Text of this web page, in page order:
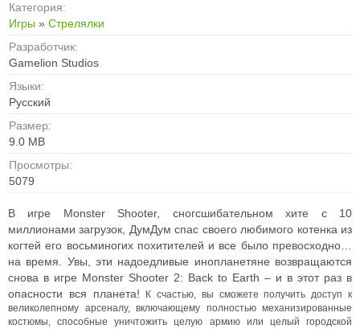
Категория:
Игры » Стрелялки
Разработчик:
Gamelion Studios
Языки:
Русский
Размер:
9.0 MB
Просмотры:
5079
В игре Monster Shooter, сногсшибательном хите с 10
миллионами загрузок, ДумДум спас своего любимого котенка из
когтей его восьминогих похитителей и все было превосходно…
на время. Увы, эти надоедливые инопланетяне возвращаются
снова в игре Monster Shooter 2: Back to Earth – и в этот раз в
опасности вся планета!
К счастью, вы сможете получить доступ к
великолепному арсеналу, включающему полностью механизированные
костюмы, способные уничтожить целую армию или целый городской